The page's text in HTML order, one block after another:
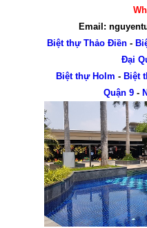
Email:
Biệt thự Thảo Điền-
Đại
Biệt thự Holm - Biệt
Quận 9 -